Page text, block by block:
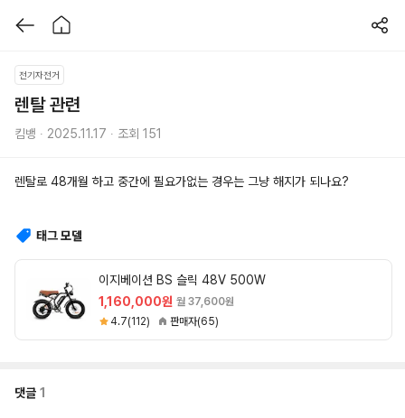
전기자전거
렌탈 관련
킴뱅 ∙ 2025.11.17 ∙ 조회 151
렌탈로 48개월 하고 중간에 필요가없는 경우는 그냥 해지가 되나요?
태그 모델
이지베이션 BS 슬릭 48V 500W
1,160,000원 월 37,600원
4.7(112)
판매자(65)
댓글 1